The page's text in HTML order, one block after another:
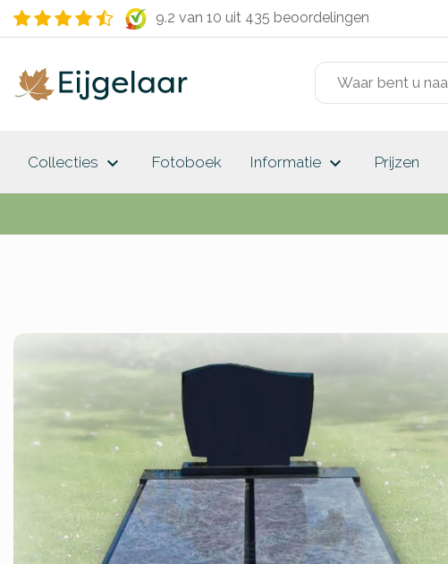
9.2 van 10 uit 435 beoordelingen
Collecties keyboard_arrow_down Fotoboek Informatie keyboard_arrow_down Prijzen